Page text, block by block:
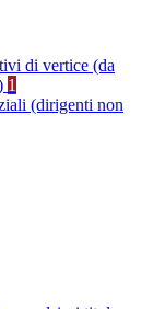
di vertice (da
1
(dirigenti non